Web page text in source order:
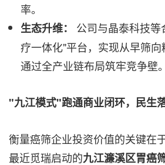
率。
生态升维：
公司与晶泰科技
疗一体化"平台，实现从早筛向
通过全产业链布局筑牢竞争壁。
"九江模式"跑通商业闭环，民生
衡量癌筛企业投资价值的关键在
最近觅瑞启动的九江濂溪区胃癌